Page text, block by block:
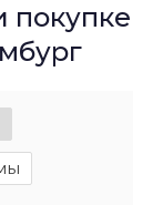
покупке